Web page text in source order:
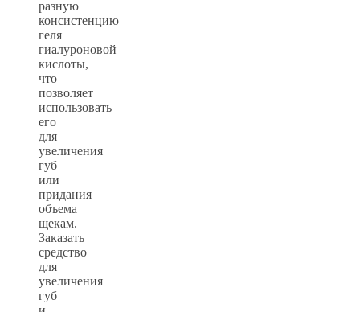
разную
консистенцию
геля
гиалуроновой
кислоты,
что
позволяет
использовать
его
для
увеличения
губ
или
придания
объема
щекам.
Заказать
средство
для
увеличения
губ